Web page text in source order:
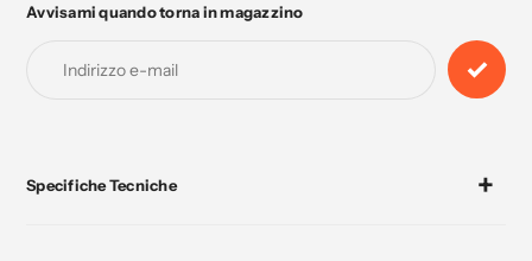
Aggiunta
prodotto
Avvisami quando torna in magazzino
Specifiche Tecniche